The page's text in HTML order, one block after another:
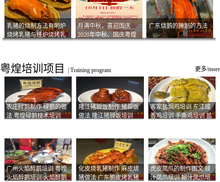
乳猪的烧制方法有明炉
烧烤乳猪与挂炉烧烤乳
月满中秋，喜迎国庆
2020年中秋、国庆粤煌
广东烧鹅的腌制的方法
粤煌培训项目 Training program 更多/more
农庄碌鹅制作 碌鹅的做
法 粤煌碌鹅技术培训
隆江猪脚饭制作 猪脚饭
做法 隆江猪脚饭培训
客家盐焗鸡培训 东江咸
香鸡培训 手撕鸡培训 盐
广州火焰醉鹅培训 粤煌
火焰醉鹅培训 火焰醉鹅
化皮烧乳猪制作 麻皮烧
猪做法 广东脆皮烤乳猪
虎皮凤爪的制作图文 豉
汁凤爪培训 鲍汁凤爪培